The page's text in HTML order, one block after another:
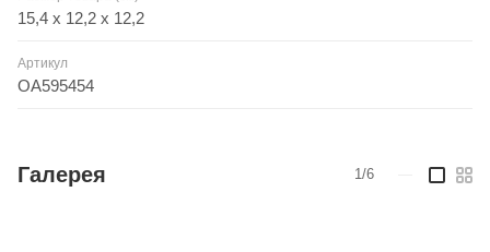
15,4 х 12,2 х 12,2
Артикул
OA595454
Галерея 1/6